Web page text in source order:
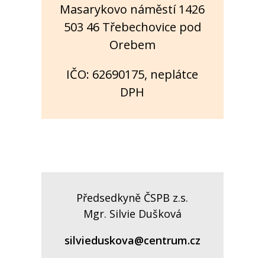
Masarykovo náměstí 1426
503 46 Třebechovice pod
Orebem
IČO: 62690175, neplátce
DPH
Předsedkyně ČSPB z.s.
Mgr. Silvie Dušková
silvieduskova@centrum.cz